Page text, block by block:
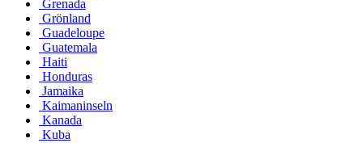
Grenada
Grönland
Guadeloupe
Guatemala
Haiti
Honduras
Jamaika
Kaimaninseln
Kanada
Kuba